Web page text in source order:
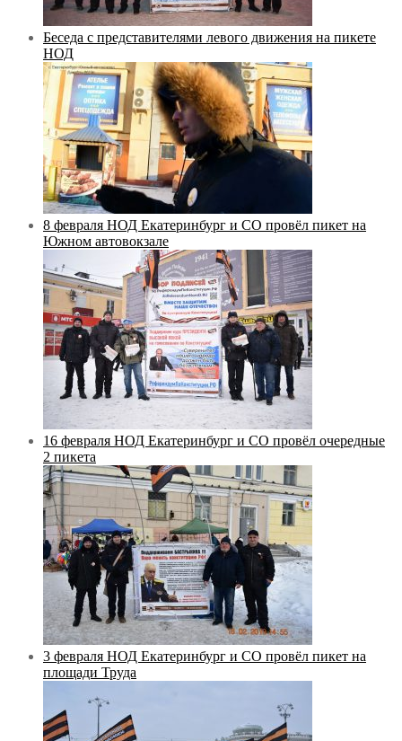
Беседа с представителями левого движения на пикете
НОД
8 февраля НОД Екатеринбург и СО провёл пикет на
Южном автовокзале
16 февраля НОД Екатеринбург и СО провёл очередные
2 пикета
3 февраля НОД Екатеринбург и СО провёл пикет на
площади Труда